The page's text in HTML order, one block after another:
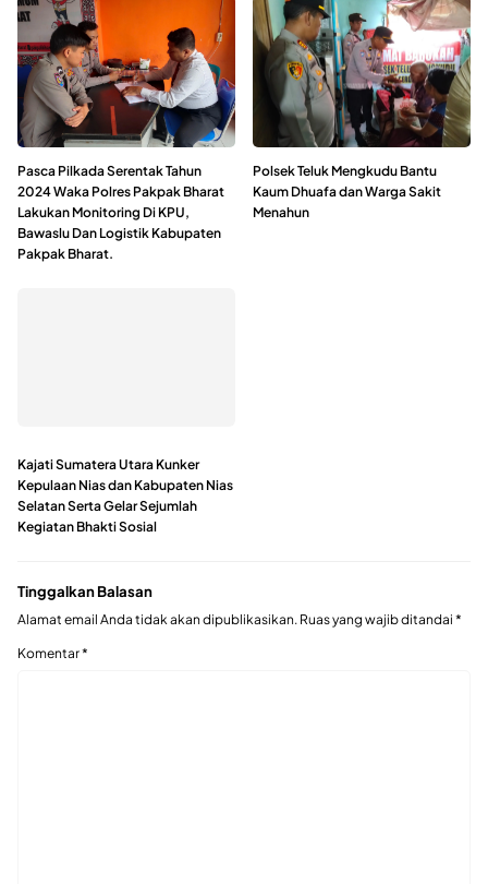
Pasca Pilkada Serentak Tahun
2024 Waka Polres Pakpak Bharat
Lakukan Monitoring Di KPU,
Bawaslu Dan Logistik Kabupaten
Pakpak Bharat.
Polsek Teluk Mengkudu Bantu
Kaum Dhuafa dan Warga Sakit
Menahun
Kajati Sumatera Utara Kunker
Kepulaan Nias dan Kabupaten Nias
Selatan Serta Gelar Sejumlah
Kegiatan Bhakti Sosial
Tinggalkan Balasan
Alamat email Anda tidak akan dipublikasikan. Ruas yang wajib ditandai *
Komentar*